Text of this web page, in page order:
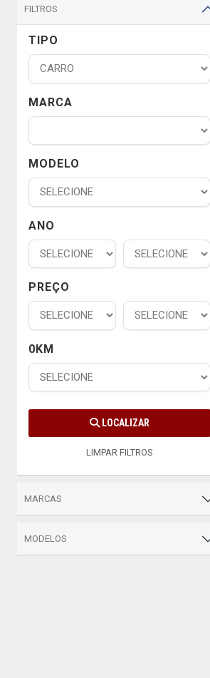
FILTROS
TIPO
MARCA
MODELO
ANO
PREÇO
0KM
LOCALIZAR
LIMPAR FILTROS
MARCAS
MODELOS